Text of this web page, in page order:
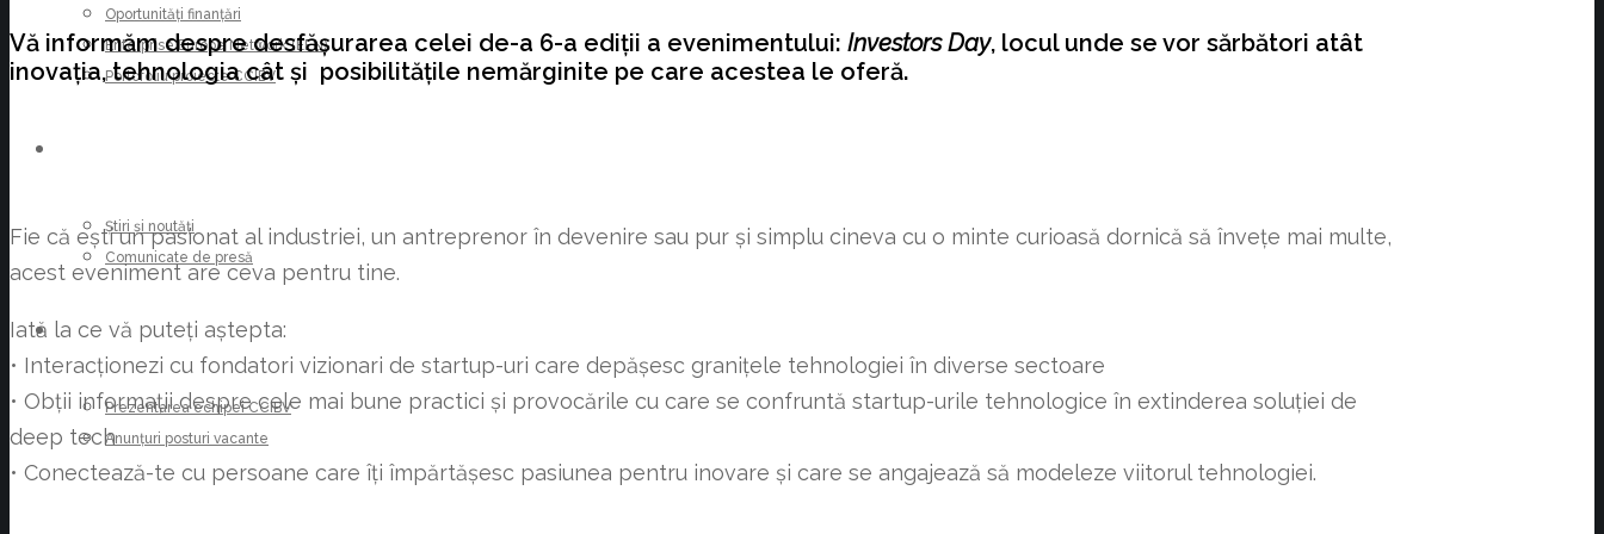
Oportunități finanțări
Enterprise Europe Network (EEN)
Portofoliu proiecte CCIBV
Știri și noutăți
Comunicate de presă
CARIERE
Prezentarea echipei CCIBV
Anunțuri posturi vacante
Vă informăm despre desfășurarea celei de-a 6-a ediții a evenimentului: Investors Day, locul unde se vor sărbători atât
inovația, tehnologia cât și posibilitățile nemărginite pe care acestea le oferă.
Fie că ești un pasionat al industriei, un antreprenor în devenire sau pur și simplu cineva cu o minte curioasă dornică să învețe mai multe,
acest eveniment are ceva pentru tine.
Iată la ce vă puteți aștepta:
• Interacționezi cu fondatori vizionari de startup-uri care depășesc granițele tehnologiei în diverse sectoare
• Obții informații despre cele mai bune practici și provocările cu care se confruntă startup-urile tehnologice în extinderea soluției de
deep tech
• Conectează-te cu persoane care îți împărtășesc pasiunea pentru inovare și care se angajează să modeleze viitorul tehnologiei.